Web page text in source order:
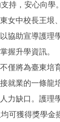
持，安心向學。
中校長王垠
協助宣導護理
握升學資訊。
將為臺東培
就業的一條龍
力缺口。護理
可獲得獎學金